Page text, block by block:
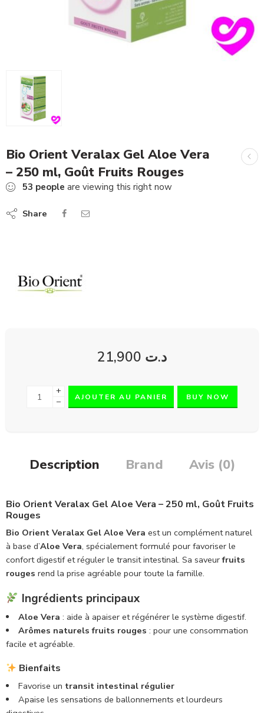
Bio Orient Veralax Gel Aloe Vera
– 250 ml, Goût Fruits Rouges
53 people are viewing this right now
Share
د.ت
+
−
AJOUTER AU PANIER BUY NOW
Description Brand Avis (0)
Bio Orient Veralax Gel Aloe Vera – 250 ml, Goût Fruits
Rouges
Bio Orient Veralax Gel Aloe Vera est un complément naturel
à base d’Aloe Vera, spécialement formulé pour favoriser le
confort digestif et réguler le transit intestinal. Sa saveurfruits
rouges rend la prise agréable pour toute la famille.
Ingrédients principaux
Aloe Vera : aide à apaiser et régénérer le système digestif.
Arômes naturels fruits rouges : pour une consommation
facile et agréable.
Bienfaits
Favorise un transit intestinal régulier
Apaise les sensations de ballonnements et lourdeurs